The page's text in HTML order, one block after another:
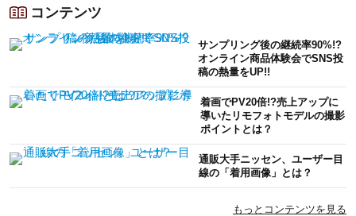
コンテンツ
サンプリング後の継続率90%!?
オンライン商品体験会でSNS投
稿の熱量をUP!!
着画でPV20倍!?売上アップに
導いたリモフォトモデルの撮影
ポイントとは？
通販大手ニッセン、ユーザー目
線の「着用画像」とは？
もっとコンテンツを見る